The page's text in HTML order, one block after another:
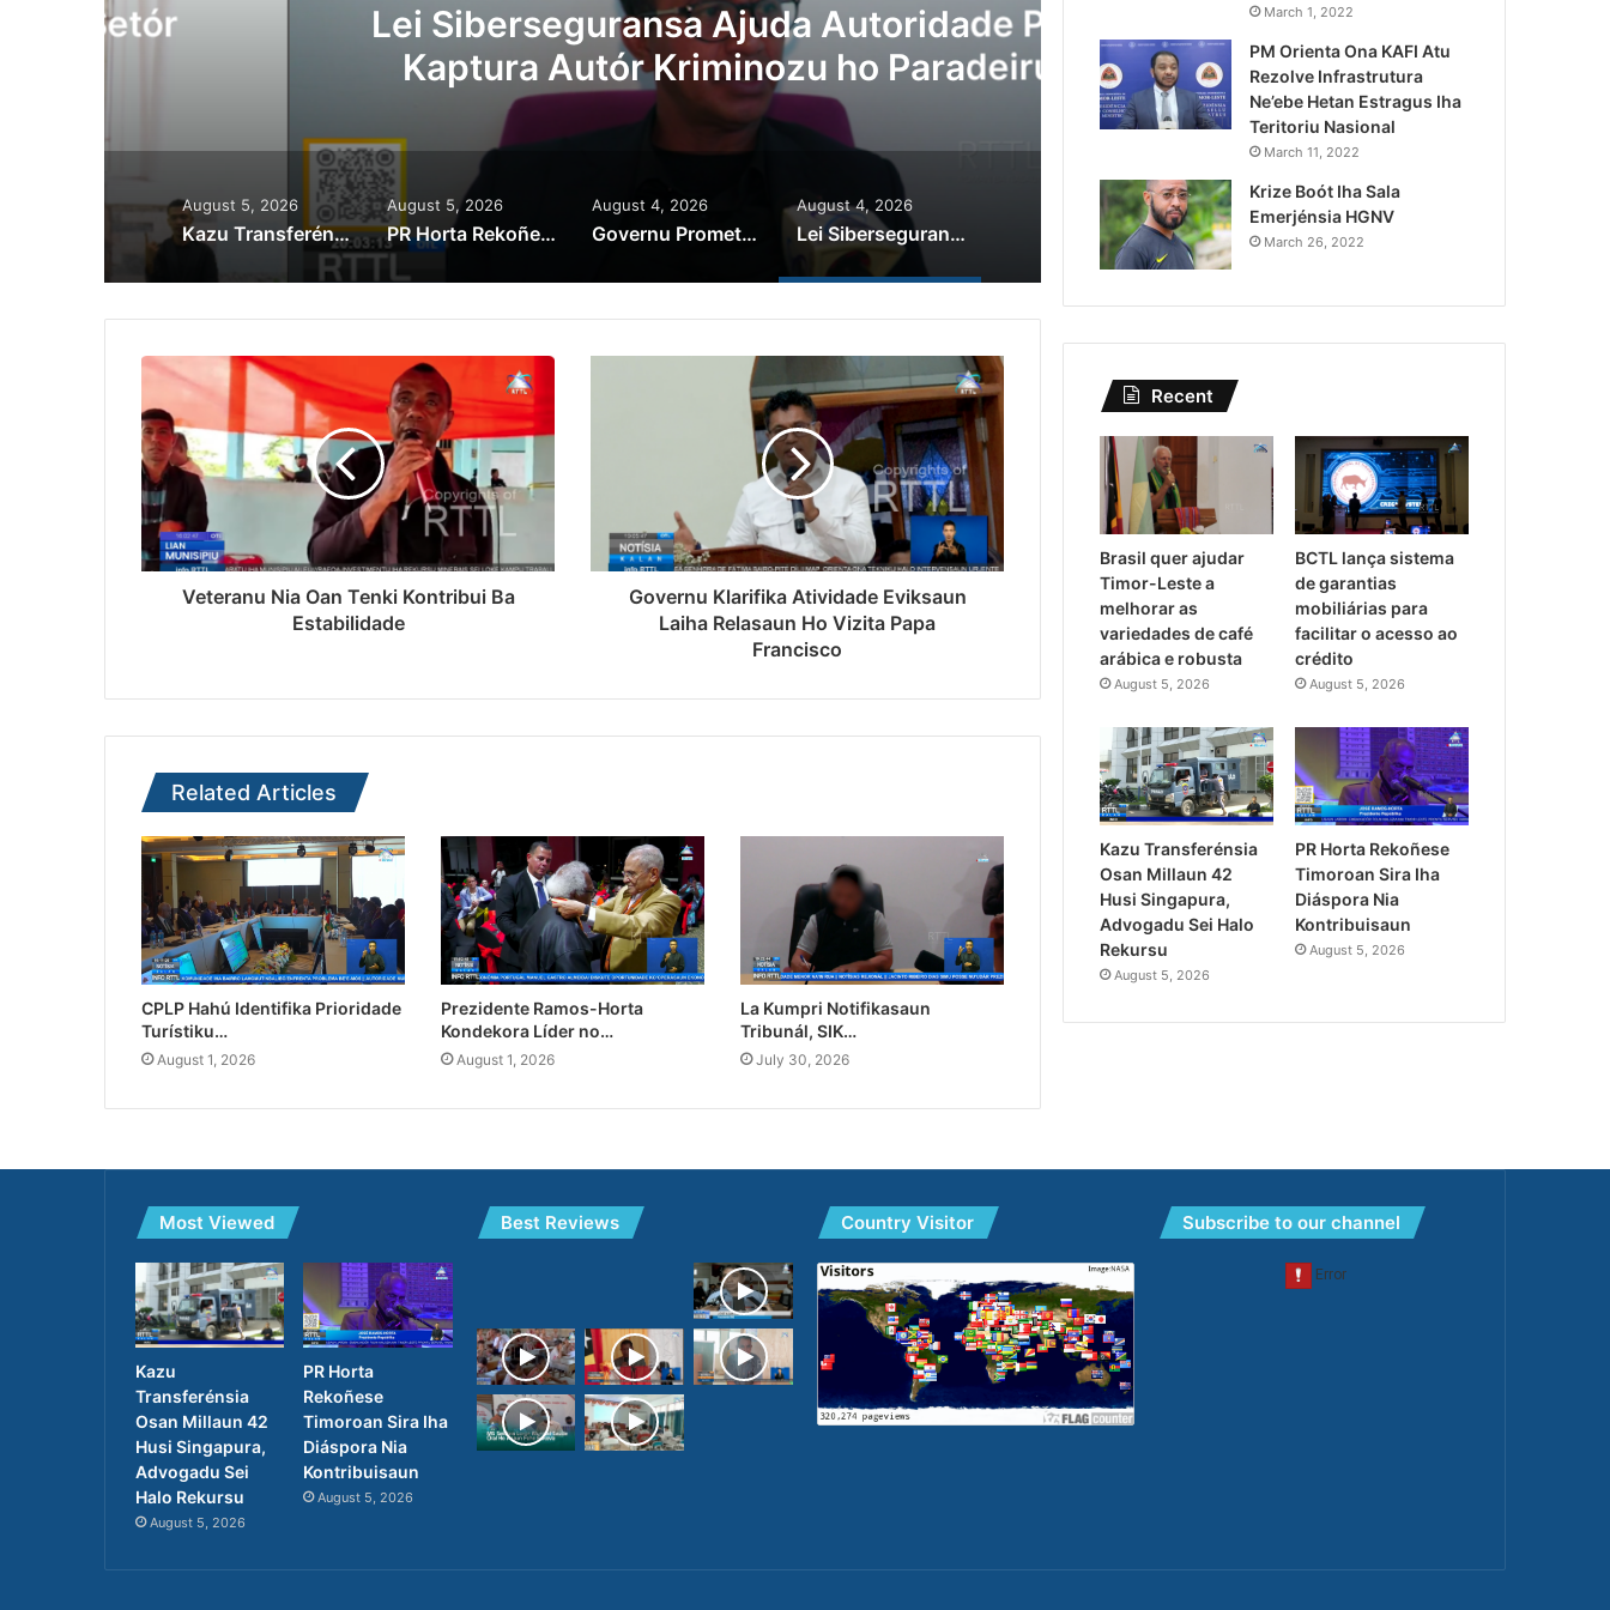
Lei Siberseguransa Ajuda Autoridade Polisiál
Kaptura Autór Kriminozu ho Paradeiru Iha
Estranjeiru
Kazu Transferénsia
Singapura, Advogadu
August 5, 2026
Kazu Transferénsia Osan Millaun 42 Husi Singapura, Advogadu Sei Halo Rekursu
August 5, 2026
PR Horta Rekoñese Timoroan Sira Iha Diáspora Nia Kontribuisaun
August 4, 2026
Governu Promete Tau Prioridade ba Setór Minerais no Setór Produtivu
August 4, 2026
Lei Siberseguransa Ajuda Autoridade Polisiál Kaptura Autór Kriminozu ho Paradeiru Iha Estranjeiru
Veteranu Nia Oan Tenki Kontribui Ba
Estabilidade
Governu Klarifika Atividade Eviksaun
Laiha Relasaun Ho Vizita Papa
Francisco
Related Articles
CPLP Hahú Identifika Prioridade
Turístiku…
August 1, 2026
Prezidente Ramos-Horta
Kondekora Líder no…
August 1, 2026
La Kumpri Notifikasaun
Tribunál, SIK…
July 30, 2026
March 1, 2022
PM Orienta Ona KAFI Atu
Rezolve Infrastrutura
Ne’ebe Hetan Estragus Iha
Teritoriu Nasional
March 11, 2022
Krize Boót Iha Sala
Emerjénsia HGNV
March 26, 2022
Recent
Brasil quer ajudar
Timor-Leste a
melhorar as
variedades de café
arábica e robusta
August 5, 2026
BCTL lança sistema
de garantias
mobiliárias para
facilitar o acesso ao
crédito
August 5, 2026
Kazu Transferénsia
Osan Millaun 42
Husi Singapura,
Advogadu Sei Halo
Rekursu
August 5, 2026
PR Horta Rekoñese
Timoroan Sira Iha
Diáspora Nia
Kontribuisaun
August 5, 2026
Most Viewed
Kazu
Transferénsia
Osan Millaun 42
Husi Singapura,
Advogadu Sei
Halo Rekursu
August 5, 2026
PR Horta
Rekoñese
Timoroan Sira Iha
Diáspora Nia
Kontribuisaun
August 5, 2026
Best Reviews Country Visitor Subscribe to our channel